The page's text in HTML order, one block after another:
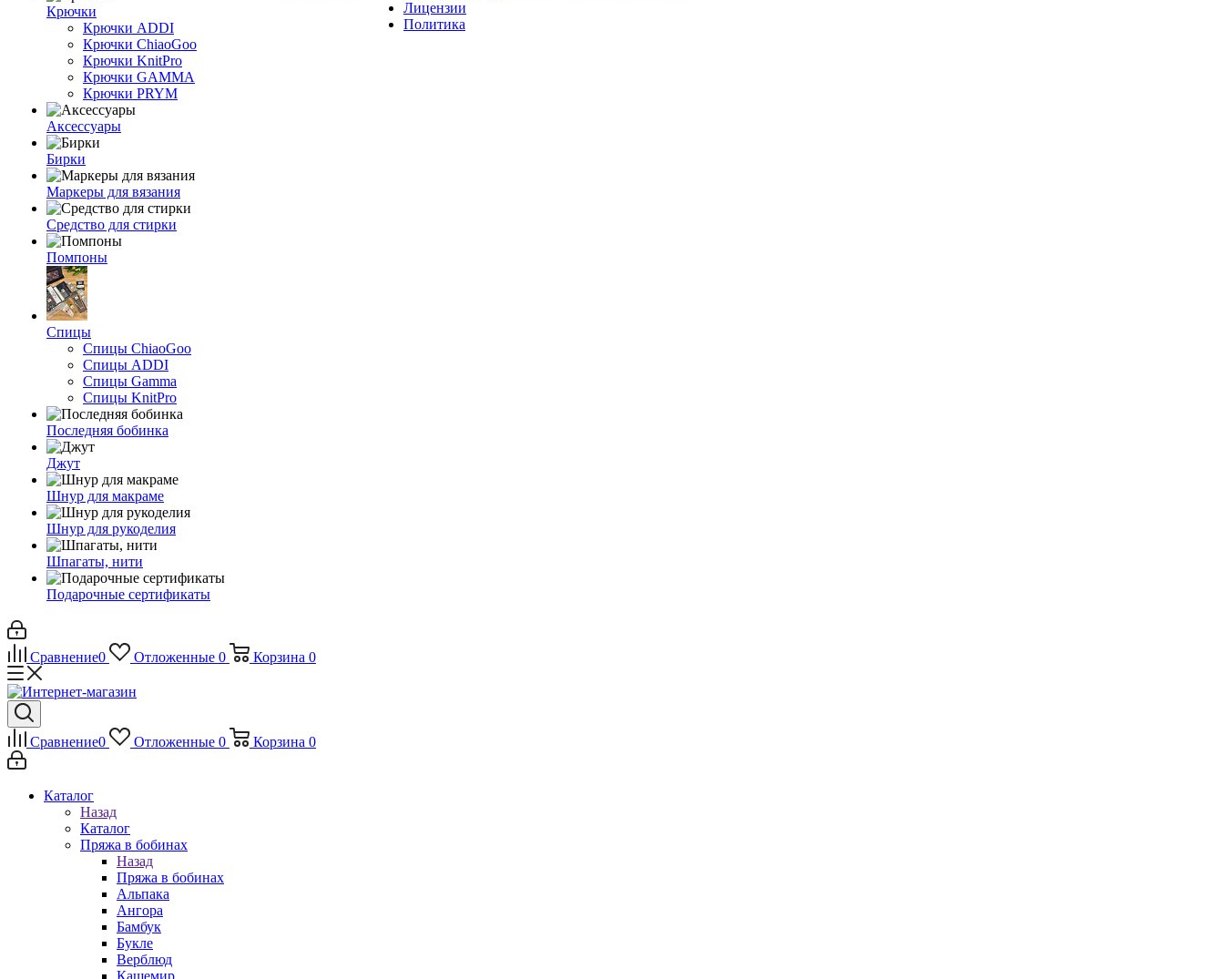
Крючки
Крючки ADDI
Крючки ChiaoGoo
Крючки KnitPro
Крючки GAMMA
Крючки PRYM
Аксессуары
Бирки
Маркеры для вязания
Средство для стирки
Помпоны
Спицы
Спицы ChiaoGoo
Спицы ADDI
Спицы Gamma
Спицы KnitPro
Последняя бобинка
Джут
Шнур для макраме
Шнур для рукоделия
Шпагаты, нити
Подарочные сертификаты
Лицензии
Политика
Сравнение0 Отложенные 0 Корзина 0
Сравнение0 Отложенные 0 Корзина 0
Каталог
Назад
Каталог
Пряжа в бобинах
Назад
Пряжа в бобинах
Альпака
Ангора
Бамбук
Букле
Верблюд
Кашемир